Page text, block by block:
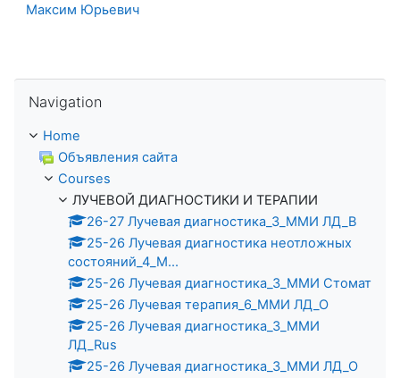
Максим Юрьевич
Navigation
Home
Объявления сайта
Courses
ЛУЧЕВОЙ ДИАГНОСТИКИ И ТЕРАПИИ
26-27 Лучевая диагностика_3_ММИ ЛД_В
25-26 Лучевая диагностика неотложных
состояний_4_М...
25-26 Лучевая диагностика_3_ММИ Стомат
25-26 Лучевая терапия_6_ММИ ЛД_О
25-26 Лучевая диагностика_3_ММИ
ЛД_Rus
25-26 Лучевая диагностика_3_ММИ ЛД_О